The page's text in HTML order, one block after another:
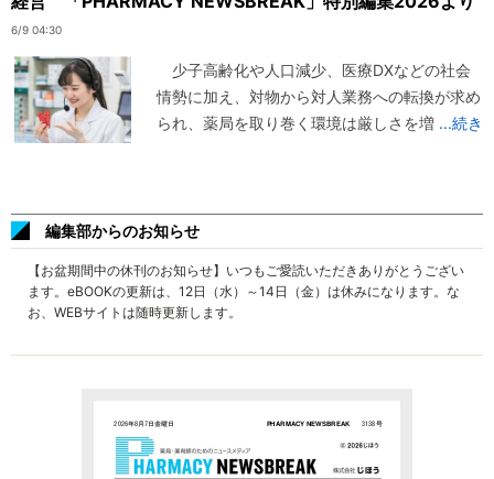
6/9 04:30
少子高齢化や人口減少、医療DXなどの社会
情勢に加え、対物から対人業務への転換が求め
られ、薬局を取り巻く環境は厳しさを増 ...続き
編集部からのお知らせ
【お盆期間中の休刊のお知らせ】いつもご愛読いただきありがとうござい
ます。eBOOKの更新は、12日（水）～14日（金）は休みになります。な
お、WEBサイトは随時更新します。